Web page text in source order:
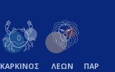
ΚΑΡΚΙΝΟΣ ΛΕΩΝ